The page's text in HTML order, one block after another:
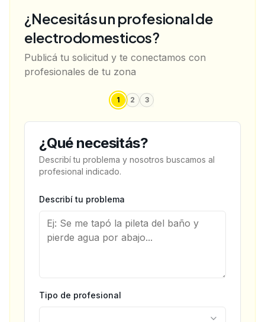
¿Necesitás un profesional de
electrodomesticos?
Publicá tu solicitud y te conectamos con
profesionales de tu zona
1 2 3
¿Qué necesitás?
Describí tu problema y nosotros buscamos al
profesional indicado.
Describí tu problema
Tipo de profesional